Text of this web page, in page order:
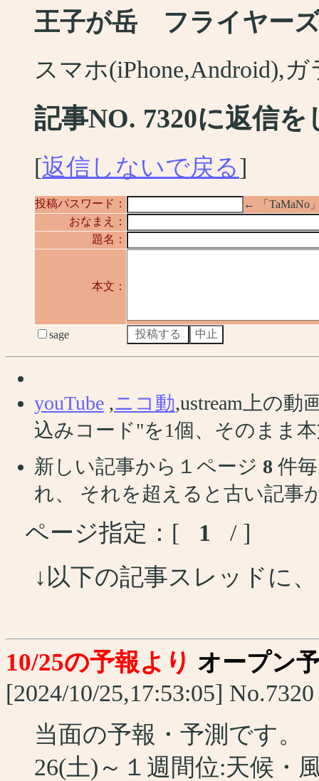
王子が岳 フライヤー
スマホ(iPhone,Android),
記事NO. 7320に返信
[返信しないで戻る]
投稿パスワード：
← 「TaMaNo
おなまえ：
題名：
本文：
sage
youTube ,ニコ動,ustream上の
込みコード"を1個、そのまま
新しい記事から１ページ 8 件
れ、 それを超えると古い記事
ページ指定：[ 1
/ ]
↓以下の記事スレッドに
10/25の予報より オープン
[2024/10/25,17:53:05] No.7320
当面の予報・予測です。
26(土)～１週間位:天候・